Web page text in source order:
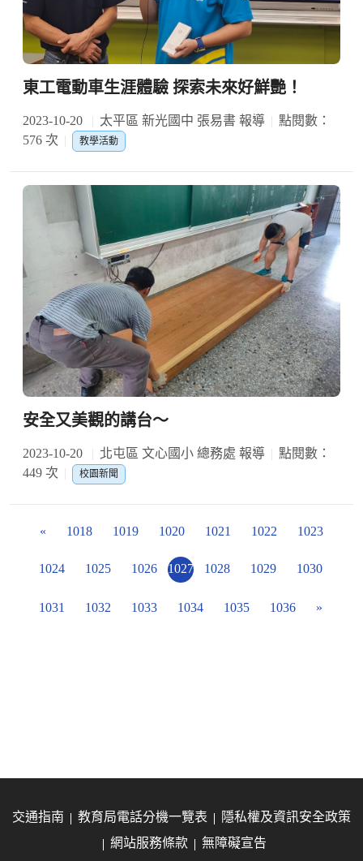
東工電動車生涯體驗 探索未來好鮮艷！
2023-10-20 太平區 新光國中 張易書 報導
點閱數：
576 次
教學活動
安全又美觀的講台～
2023-10-20 北屯區 文心國小 總務處 報導
點閱數：
449 次
校園新聞
« 1018 1019 1020 1021 1022 1023
1024 1025 1026 1027 1028 1029 1030
1031 1032 1033 1034 1035 1036 »
交通指南 教育局電話分機一覽表
隱私權及資訊安全政策
網站服務條款
無障礙宣告